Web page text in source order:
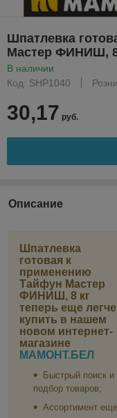
Шпатлевка
Мастер ФИНИШ, 8
В наличии
Код: SHP1040
30,17 руб.
Описание
Шпатлевка
готовая к
применению
Тайфун Мастер
ФИНИШ, 8 кг
теперь еще легче
купить в нашем
новом интернет-
магазине
МАМОНТ.БЕЛ
Быстрый поиск и
подбор товаров;
Ассортимент